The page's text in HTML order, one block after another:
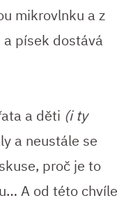
mikrovlnku a z
písek dostává
a děti (i ty
a neustále se
proč je to
A od této chvíle